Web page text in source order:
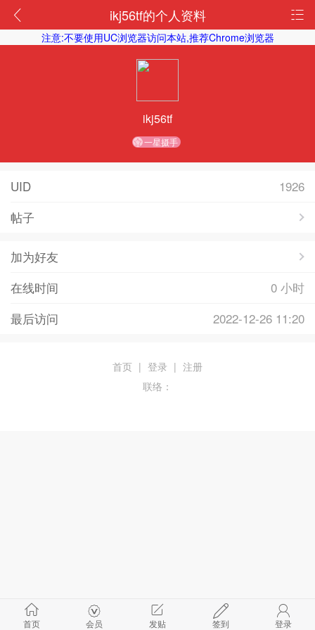
ikj56tf的个人资料
注意:不要使用UC浏览器访问本站,推荐Chrome浏览器
ikj56tf
一星摄手
UID
1926
帖子
加为好友
在线时间
0 小时
最后访问
2022-12-26 11:20
首页 会员 发贴 签到 登录
首页 | 登录 | 注册
联络：